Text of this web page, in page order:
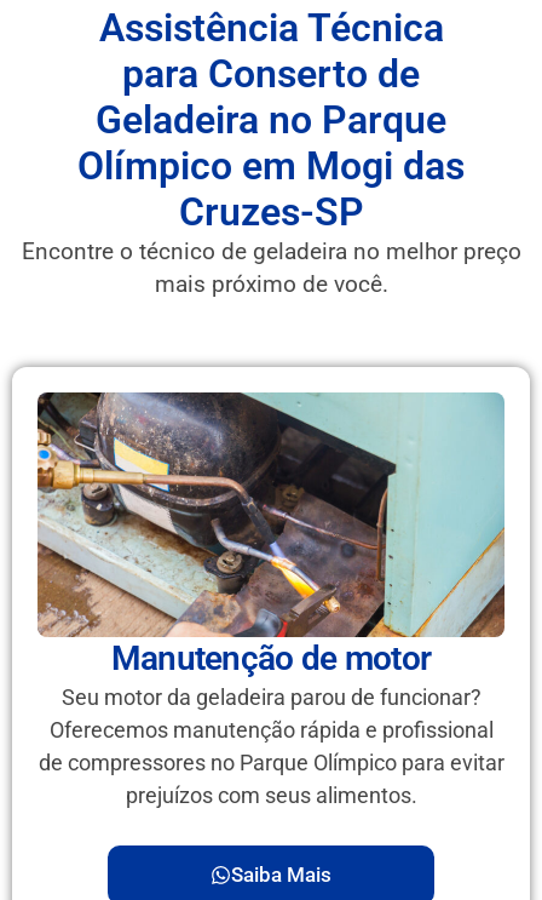
Assistência Técnica
para Conserto de
Geladeira no Parque
Olímpico em Mogi das
Cruzes-SP
Encontre o técnico de geladeira no melhor preço
mais próximo de você.
Manutenção de motor
Seu motor da geladeira parou de funcionar?
Oferecemos manutenção rápida e profissional
de compressores no Parque Olímpico para evitar
prejuízos com seus alimentos.
Saiba Mais